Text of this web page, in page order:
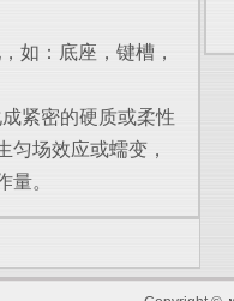
如：底座，键槽，
紧密的硬质或柔性
匀场效应或蠕变，
。